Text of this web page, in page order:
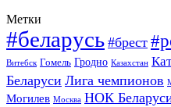
Метки
#беларусь #брест
Витебск Гомель Гродно Казахстан
Беларуси Лига чемпионов
Могилев Москва НОК